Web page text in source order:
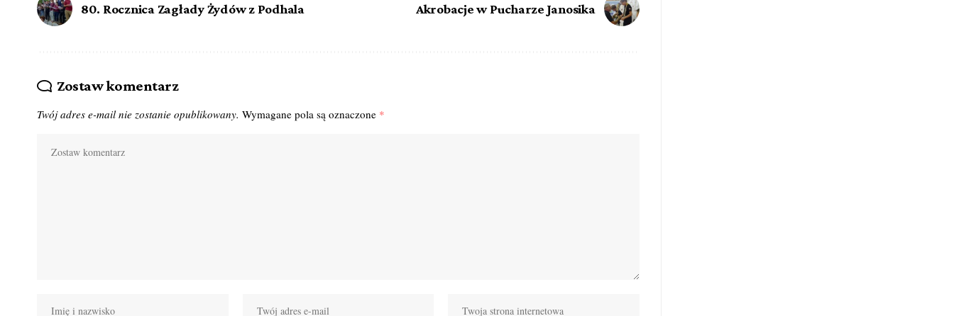
80. Rocznica Zagłady Żydów z Podhala Akrobacje w Pucharze Janosika
Zostaw komentarz
Twój adres e-mail nie zostanie opublikowany. Wymagane pola są oznaczone *